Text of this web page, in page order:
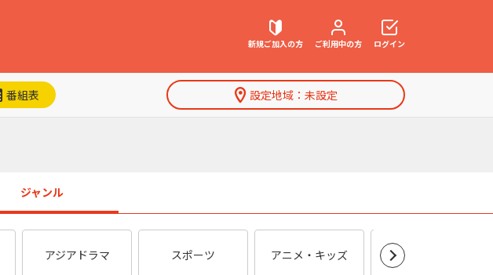
新規ご加入の方 ご利用中の方
ウェブメール マガジン
ログイン
番組表 設定地域： 未設定
ジャンル
ジュエリー☆GSTV
ショップチャンネル
J:COMプレミアチャン
アジアドラマ スポーツ アニメ・キッズ